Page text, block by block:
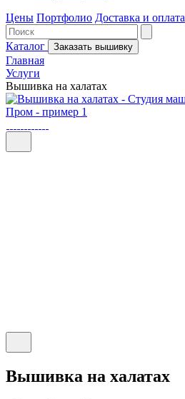
Цены Портфолио Доставка и оплата
Каталог Заказать вышивку
Главная
Услуги
Вышивка на халатах
Вышивка на халатах